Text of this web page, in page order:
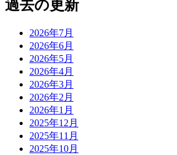
過去の更新
2026年7月
2026年6月
2026年5月
2026年4月
2026年3月
2026年2月
2026年1月
2025年12月
2025年11月
2025年10月